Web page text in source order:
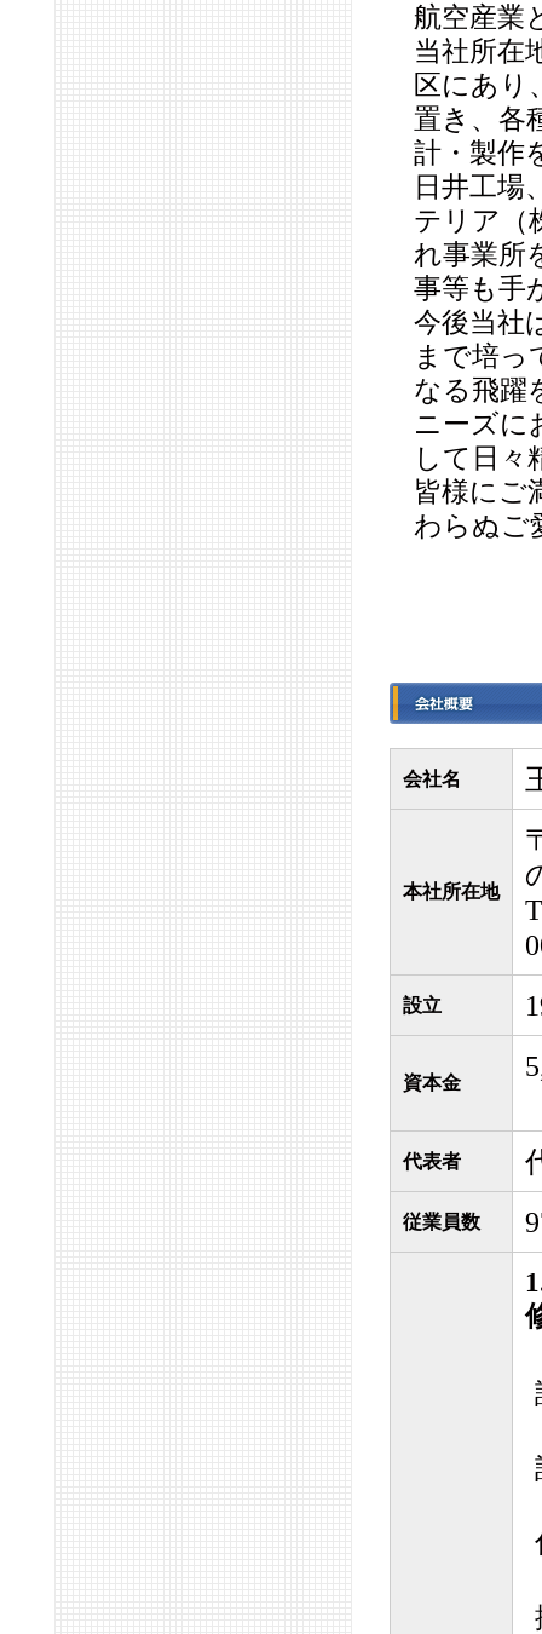
航空産業
当社所在
区にあり
置き、各
計・製作
日井工場
テリア（
れ事業所
事等も手
今後当社
まで培っ
なる飛躍
ニーズに
して日々
皆様にご
わらぬご
会社名
本社所在地
設立
資本金
代表者
従業員数